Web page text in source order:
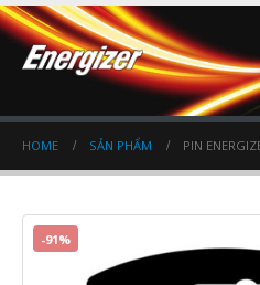
HOME SẢN PHẨM PIN
-91%